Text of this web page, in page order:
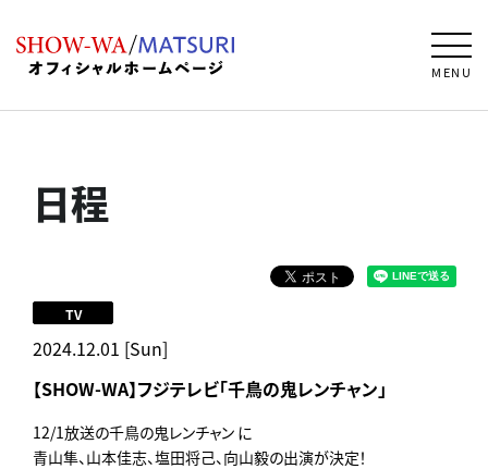
MENU
日程
2024.12.01 [Sun]
TV
【SHOW-WA】フジテレビ「千鳥の鬼レンチャン」
12/1放送の千鳥の鬼レンチャン に
青山隼、山本佳志、塩田将己、向山毅の出演が決定！